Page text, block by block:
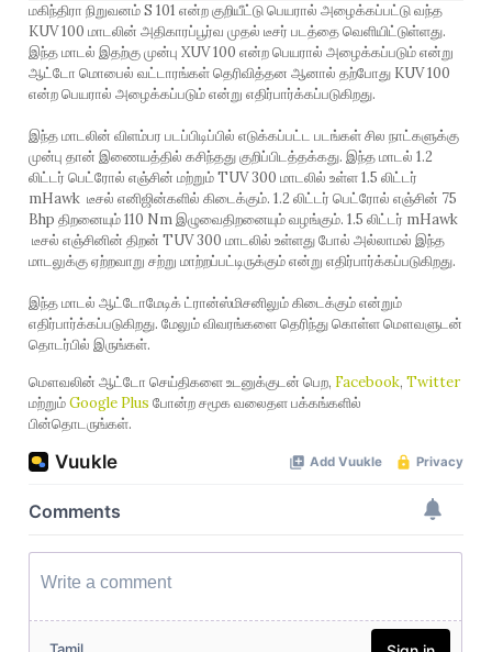
மகிந்திரா நிறுவனம் S 101 என்ற குறியீட்டு பெயரால் அழைக்கப்பட்டு வந்த
KUV 100 மாடலின் அதிகாரப்பூர்வ முதல் டீசர் படத்தை வெளியிட்டுள்ளது.
இந்த மாடல் இதற்கு முன்பு XUV 100 என்ற பெயரால் அழைக்கப்படும் என்று
ஆட்டோ மொபைல் வட்டாரங்கள் தெரிவித்தன ஆனால் தற்போது KUV 100
என்ற பெயரால் அழைக்கப்படும் என்று எதிர்பார்க்கப்படுகிறது.
இந்த மாடலின் விளம்பர படப்பிடிப்பில் எடுக்கப்பட்ட படங்கள் சில நாட்களுக்கு
முன்பு தான் இணையத்தில் கசிந்தது குறிப்பிடத்தக்கது. இந்த மாடல் 1.2
லிட்டர் பெட்ரோல் எஞ்சின் மற்றும் TUV 300 மாடலில் உள்ள 1.5 லிட்டர்
mHawk டீசல் எனிஜின்களில் கிடைக்கும். 1.2 லிட்டர் பெட்ரோல் எஞ்சின் 75
Bhp திறனையும் 110 Nm இழுவைதிறனையும் வழங்கும். 1.5 லிட்டர் mHawk
டீசல் எஞ்சினின் திறன் TUV 300 மாடலில் உள்ளது போல் அல்லாமல் இந்த
மாடலுக்கு ஏற்றவாறு சற்று மாற்றப்பட்டிருக்கும் என்று எதிர்பார்க்கப்படுகிறது.
இந்த மாடல் ஆட்டோமேடிக் ட்ரான்ஸ்மிசனிலும் கிடைக்கும் என்றும்
எதிர்பார்க்கப்படுகிறது. மேலும் விவரங்களை தெரிந்து கொள்ள மௌவளுடன்
தொடர்பில் இருங்கள்.
மௌவலின் ஆட்டோ செய்திகளை உடனுக்குடன் பெற, Facebook, Twitter
மற்றும்Google Plus போன்ற சமூக வலைதள பக்கங்களில்
பின்தொடருங்கள்.